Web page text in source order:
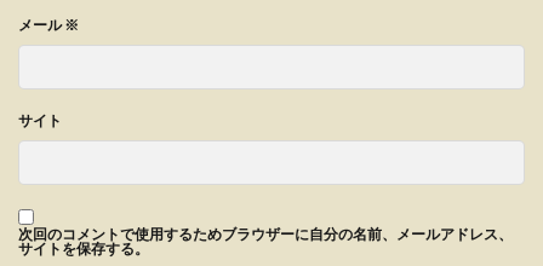
メール※
サイト
次回のコメントで使用するためブラウザーに自分の名前、メールアドレス、
サイトを保存する。